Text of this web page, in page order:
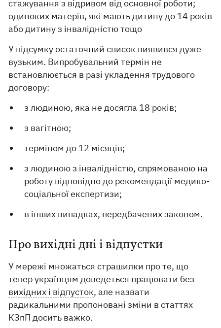
стажування з відривом від основної роботи;
одиноких матерів, які мають дитину до 14 років
або дитину з інвалідністю тощо
У підсумку остаточний список виявився дуже
вузьким. Випробувальний термін не
встановлюється в разі укладення трудового
договору:
з людиною, яка не досягла 18 років;
з вагітною;
терміном до 12 місяців;
з людиною з інвалідністю, спрямованою на
роботу відповідно до рекомендації медико-
соціальної експертизи;
в інших випадках, передбачених законом.
Про вихідні дні і відпустки
У мережі множаться страшилки про те, що
тепер українцям доведеться працювати без
вихідних і відпусток, але назвати
радикальними пропоновані зміни в статтях
КЗпП досить важко.